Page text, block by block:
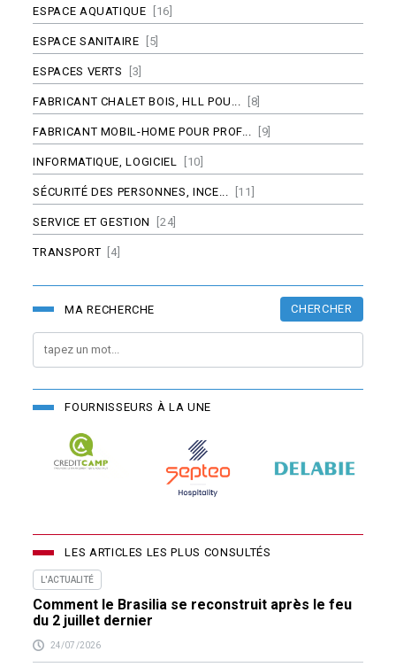
ESPACE AQUATIQUE [16]
ESPACE SANITAIRE [5]
ESPACES VERTS [3]
FABRICANT CHALET BOIS, HLL POU... [8]
FABRICANT MOBIL-HOME POUR PROF... [9]
INFORMATIQUE, LOGICIEL [10]
SÉCURITÉ DES PERSONNES, INCE... [11]
SERVICE ET GESTION [24]
TRANSPORT [4]
MA RECHERCHE CHERCHER
FOURNISSEURS À LA UNE
LES ARTICLES LES PLUS CONSULTÉS
L'ACTUALITÉ
Comment le Brasilia se reconstruit après le feu
du 2 juillet dernier
24/07/2026